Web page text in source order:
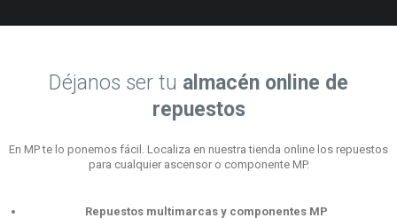
Déjanos ser tu almacén online de
repuestos
En MP te lo ponemos fácil. Localiza en nuestra tienda online los repuestos
para cualquier ascensor o componente MP.
Repuestos multimarcas y componentes MP